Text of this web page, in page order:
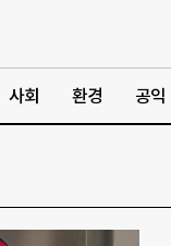
사회 환경 공익